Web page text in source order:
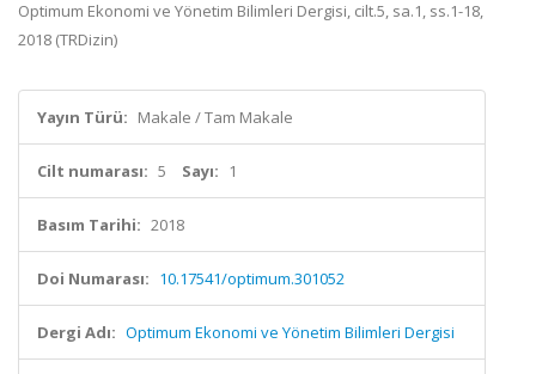
Optimum Ekonomi ve Yönetim Bilimleri Dergisi, cilt.5, sa.1, ss.1-18,
2018 (TRDizin)
Yayın Türü: Makale / Tam Makale
Cilt numarası: 5 Sayı: 1
Basım Tarihi: 2018
Doi Numarası: 10.17541/optimum.301052
Dergi Adı: Optimum Ekonomi ve Yönetim Bilimleri Dergisi